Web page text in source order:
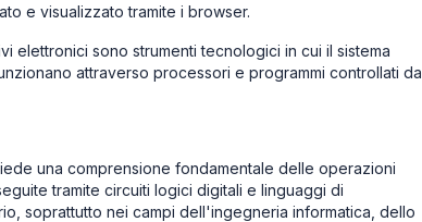
e visualizzato tramite i browser.
elettronici sono strumenti tecnologici in cui il sistema
attraverso processori e programmi controllati da
una comprensione fondamentale delle operazioni
tramite circuiti logici digitali e linguaggi di
soprattutto nei campi dell'ingegneria informatica, dello